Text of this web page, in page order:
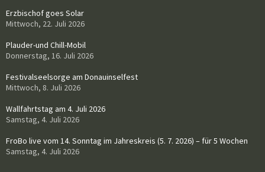
Erzbischof goes Solar
Mittwoch, 22. Juli 2026
Plauder-und Chill-Mobil
Donnerstag, 16. Juli 2026
Festivalseelsorge am Donauinselfest
Mittwoch, 8. Juli 2026
Wallfahrtstag am 4. Juli 2026
Samstag, 4. Juli 2026
FroBo live vom 14. Sonntag im Jahreskreis (5. 7. 2026) – für 5 Wochen
Samstag, 4. Juli 2026